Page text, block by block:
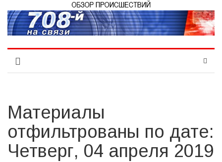
Материалы
отфильтрованы по дате:
Четверг, 04 апреля 2019